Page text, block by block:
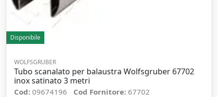
Disponibile
WOLFSGRUBER
Tubo scanalato per balaustra Wolfsgruber 67702
inox satinato 3 metri
Cod: 09674196 Cod Fornitore: 67702